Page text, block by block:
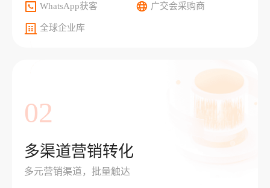
WhatsApp获客 广交会采购商
全球企业库
02
多渠道营销转化
多元营销渠道，批量触达